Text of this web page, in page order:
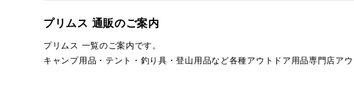
プリムス 通販のご案内
プリムス 一覧のご案内です。
キャンプ用品・テント・釣り具・登山用品など各種アウトドア用品専門店ア